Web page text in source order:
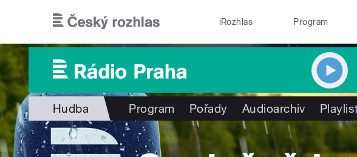
iRozhlas Program
Hudba Program Pořady Audioarchiv